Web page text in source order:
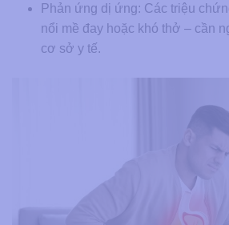
Phản ứng dị ứng: Các triệu
nổi mề đay hoặc khó thở – cần
cơ sở y tế.